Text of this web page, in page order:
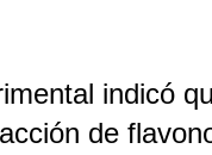
indicó
de